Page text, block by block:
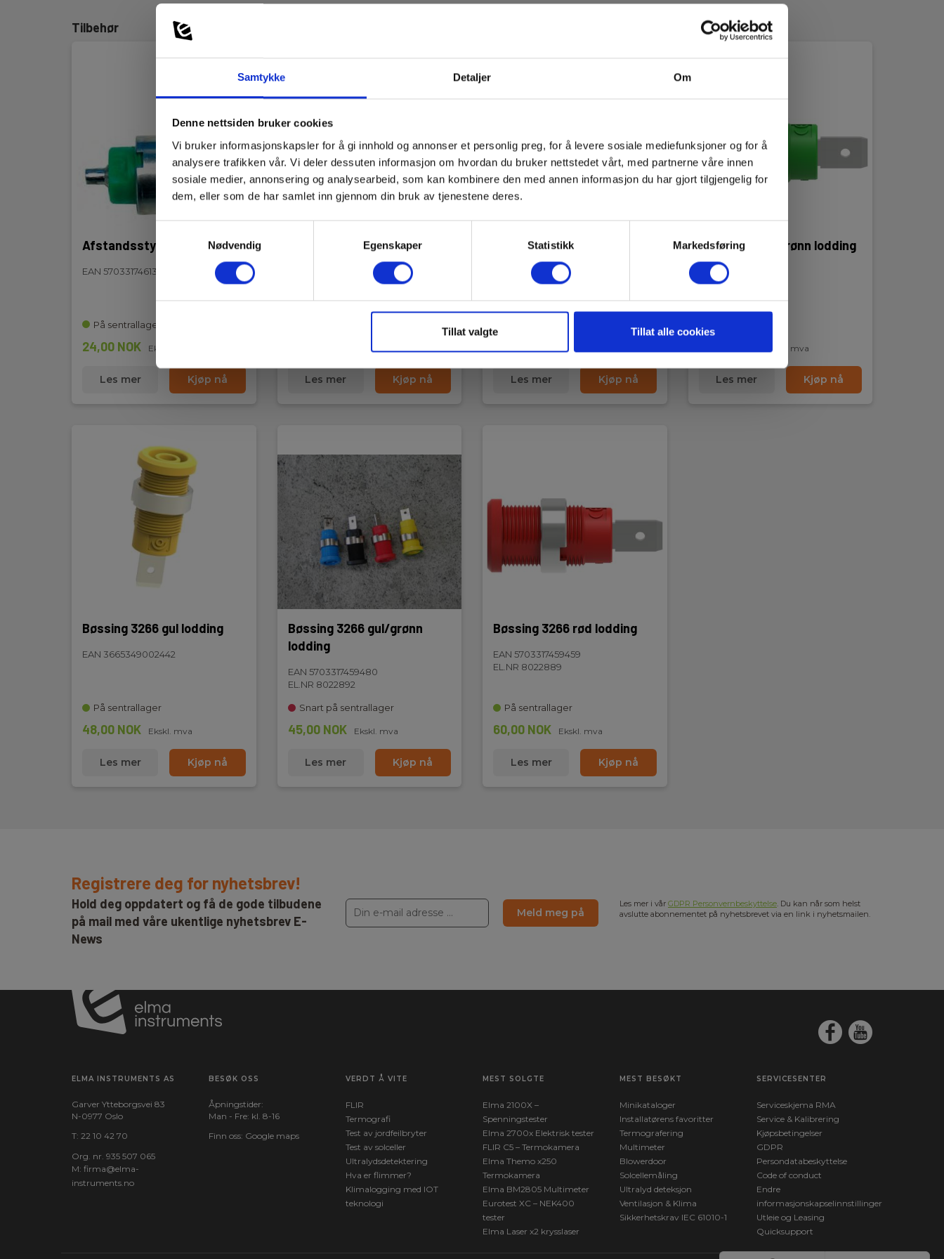
Samtykke Detaljer Om
Denne nettsiden bruker cookies
Vi bruker informasjonskapsler for å gi innhold og annonser et personlig preg, for å levere sosiale mediefunksjoner og for å
analysere trafikken vår. Vi deler dessuten informasjon om hvordan du bruker nettstedet vårt, med partnerne våre innen
sosiale medier, annonsering og analysearbeid, som kan kombinere den med annen informasjon du har gjort tilgjengelig for
dem, eller som de har samlet inn gjennom din bruk av tjenestene deres.
Nødvendig
Egenskaper Statistikk Markedsføring
Tillat valgte Tillat alle cookies
Tilbehør
Afstandsstykke Sort - 3282
EAN 5703317461322
På sentrallager
24,00 NOK Ekskl. mva
Les mer Kjøp nå
3265-S Bøssing 4mm skru
EL.NR 8024306
Ekskl. mva
Les mer Kjøp nå
Bøssing 3266 blå lodding
EAN 5703317459473
EL.NR 8022891
Ekskl. mva
Les mer Kjøp nå
Bøssing 3266 grønn lodding
EAN 3665349002411
Ekskl. mva
Les mer Kjøp nå
Bøssing 3266 gul lodding
EAN 3665349002442
På sentrallager
48,00 NOK Ekskl. mva
Les mer Kjøp nå
Bøssing 3266 gul/grønn
lodding
EAN 5703317459480
EL.NR 8022892
Snart på sentrallager
45,00 NOK Ekskl. mva
Les mer Kjøp nå
Bøssing 3266 rød lodding
EAN 5703317459459
EL.NR 8022889
På sentrallager
60,00 NOK Ekskl. mva
Les mer Kjøp nå
Registrere deg for nyhetsbrev!
Hold deg oppdatert og få de gode tilbudene
på mail med våre ukentlige nyhetsbrev E-
News
Meld meg på
Les mer i vår GDPR Personvernbeskyttelse. Du kan når som helst
avslutte abonnementet på nyhetsbrevet via en link i nyhetsmailen.
ELMA INSTRUMENTS AS
Garver Ytteborgsvei 83
N-0977 Oslo
T: 22 10 42 70
Org. nr. 935 507 065
M: firma@elma-
instruments.no​
BESØK OSS
Åpningstider:
Man - Fre: kl. 8-16
Finn oss: Google maps
VERDT Å VITE
FLIR
Termografi
Test av jordfeilbryter
Test av solceller
Ultralydsdetektering
Hva er flimmer?
Klimalogging med IOT
teknologi
MEST SOLGTE
Elma 2100X –
Spenningstester
Elma 2700x Elektrisk tester
FLIR C5 – Termokamera
Elma Themo x250
Termokamera
Elma BM2805 Multimeter
Eurotest XC – NEK400
tester
Elma Laser x2 krysslaser
MEST BESØKT
Minikataloger
Installatørens favoritter
Termografering
Multimeter
Blowerdoor
Solcellemåling
Ultralyd deteksjon
Ventilasjon & Klima
Sikkerhetskrav IEC 61010-1
SERVICESENTER
Serviceskjema RMA
Service & Kalibrering
Kjøpsbetingelser
GDPR
Persondatabeskyttelse
Code of conduct
Endre
informasjonskapselinnstillinger
Utleie og Leasing
Quicksupport